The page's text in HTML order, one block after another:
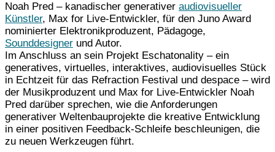
Noah Pred – kanadischer generativer audiovisueller
Künstler, Max for Live-Entwickler, für den Juno Award
nominierter Elektronikproduzent, Pädagoge,
Sounddesigner und Autor.
Im Anschluss an sein Projekt Eschatonality – ein
generatives, virtuelles, interaktives, audiovisuelles Stück
in Echtzeit für das Refraction Festival und despace – wird
der Musikproduzent und Max for Live-Entwickler Noah
Pred darüber sprechen, wie die Anforderungen
generativer Weltenbauprojekte die kreative Entwicklung
in einer positiven Feedback-Schleife beschleunigen, die
zu neuen Werkzeugen führt.